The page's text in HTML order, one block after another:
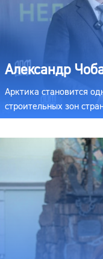
Александр
Арктика становится
строительных зон